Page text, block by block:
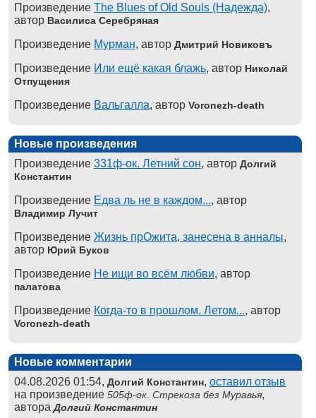
Произведение The Blues of Old Souls (Надежда),
автор Василиса Серебряная
Произведение Мурман, автор Дмитрий Новиковъ
Произведение Или ещё какая блажь, автор Николай
Отпущения
Произведение Вальгалла, автор Voronezh-death
Новые произведения
Произведение 331ф-ок. Летний сон, автор Долгий
Константин
Произведение Едва ль не в каждом..., автор
Владимир Лучит
Произведение Жизнь прОжита, занесена в анналы,
автор Юрий Буков
Произведение Не ищи во всём любви, автор
палатова
Произведение Когда-то в прошлом. Летом..., автор
Voronezh-death
Новые комментарии
04.08.2026 01:54, Долгий Константин, оставил отзыв
на произведение 505ф-ок. Стрекоза без Муравья,
автораДолгий Константин